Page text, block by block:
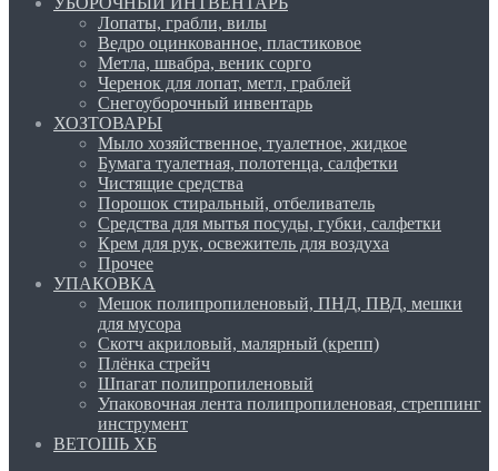
Лопаты, грабли, вилы
Ведро оцинкованное, пластиковое
Метла, швабра, веник сорго
Черенок для лопат, метл, граблей
Снегоуборочный инвентарь
ХОЗТОВАРЫ
Мыло хозяйственное, туалетное, жидкое
Бумага туалетная, полотенца, салфетки
Чистящие средства
Порошок стиральный, отбеливатель
Средства для мытья посуды, губки, салфетки
Крем для рук, освежитель для воздуха
Прочее
УПАКОВКА
Мешок полипропиленовый, ПНД, ПВД, мешки
для мусора
Скотч акриловый, малярный (крепп)
Плёнка стрейч
Шпагат полипропиленовый
Упаковочная лента полипропиленовая, стреппинг
инструмент
ВЕТОШЬ ХБ